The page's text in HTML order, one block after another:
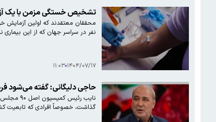
تشخیص خستگی مزمن با یک
نفر در سراسر جهان که از این بیماری
۱۴۰۴/۰۷/۱۷ ۱۱:۰۳
حاجی دلیگانی: گفته می‌شود
نایب
گذاشت، خصوصاً افرادی که تابعیت